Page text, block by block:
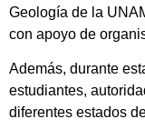
Geología de la
con apoyo de
Además, durante
estudiantes,
diferentes estados